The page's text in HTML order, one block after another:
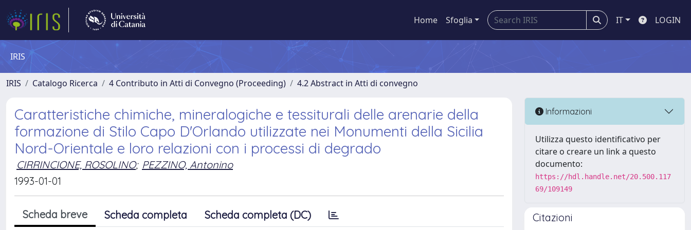
Home Sfoglia IT LOGIN
IRIS
IRIS Catalogo Ricerca 4 Contributo in Atti di Convegno (Proceeding) 4.2 Abstract in Atti di convegno
Caratteristiche chimiche, mineralogiche e tessiturali delle arenarie della
formazione di Stilo Capo D'Orlando utilizzate nei Monumenti della Sicilia
Nord-Orientale e loro relazioni con i processi di degrado
CIRRINCIONE, ROSOLINO; PEZZINO, Antonino
1993-01-01
Scheda breve Scheda completa Scheda completa (DC)
Informazioni
Utilizza questo identificativo per
citare o creare un link a questo
documento:
https://hdl.handle.net/20.500.117
69/109149
Citazioni